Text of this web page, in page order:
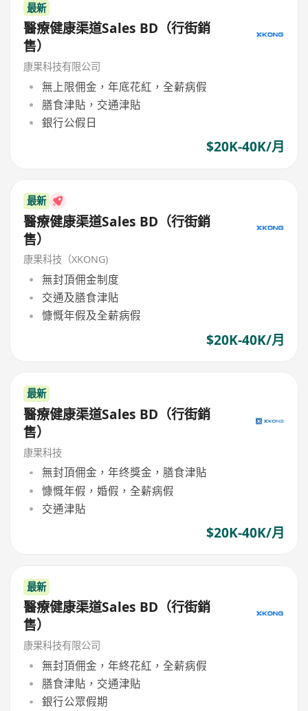
最新
醫療健康渠道Sales BD（行街銷
售）
康果科技有限公司
無上限佣金，年底花紅，全薪病假
膳食津貼，交通津貼
銀行公假日
$20K-40K/月
最新
醫療健康渠道Sales BD（行街銷
售）
康果科技（XKONG)
無封頂佣金制度
交通及膳食津貼
慷慨年假及全薪病假
$20K-40K/月
最新
醫療健康渠道Sales BD（行街銷
售）
康果科技
無封頂佣金，年终獎金，膳食津貼
慷慨年假，婚假，全薪病假
交通津貼
$20K-40K/月
最新
醫療健康渠道Sales BD（行街銷
售）
康果科技有限公司
無封頂佣金，年終花紅，全薪病假
膳食津貼，交通津貼
銀行公眾假期